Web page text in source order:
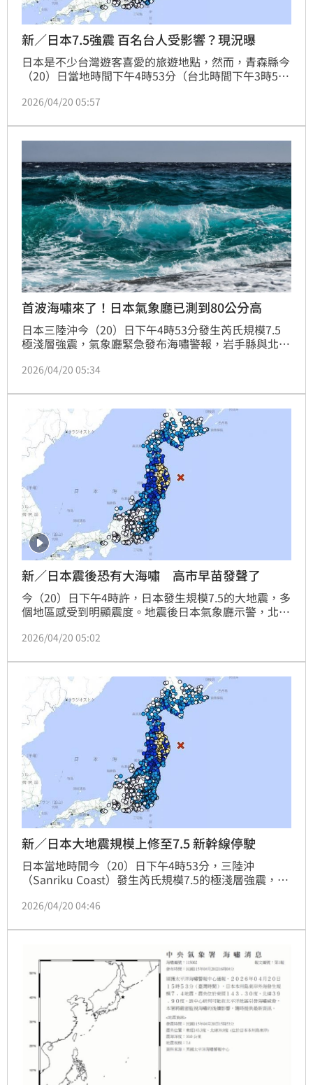
新／日本7.5強震 百名台人受影響？現況曝
日本是不少台灣遊客喜愛的旅遊地點，然而，青森縣今
（20）日當地時間下午4時53分（台北時間下午3時53
台灣遊客是否受到影響，東南旅遊表示，目前整體行程
2026/04/20 05:57
首波海嘯來了！日本氣象廳已測到80公分高
日本三陸沖今（20）日下午4時53分發生芮氏規模7.5
極淺層強震，氣象廳緊急發布海嘯警報，岩手縣與北海
觀測到第一波海嘯，久慈港更測得80公分高海嘯。氣象
可能更高，無法保證最大波已出現。呼籲岩手縣、北海
道沿海居民立即撤離至高處，北海道豐頃町、廣尾町已
發布避難令，務必提高警覺，確保人身安全。
2026/04/20 05:34
新／日本震後恐有大海嘯 高市早苗發聲了
今（20）日下午4時許，日本發生規模7.5的大地震，多
個地區感受到明顯震度。地震後日本氣象廳示警，北海
町也火速發布避難令，要求沿岸居民儘速撤離；而日本
作，再次呼籲海嘯警戒地區的居民，立即撤離至地勢較
高的地方。
2026/04/20 05:02
新／日本大地震規模上修至7.5 新幹線停駛
日本當地時間今（20）日下午4時53分，三陸沖
（Sanriku Coast）發生芮氏規模7.5的極淺層強震，深
前尚未有重大災情傳出，但地震仍造成了不小影響，如
2026/04/20 04:46